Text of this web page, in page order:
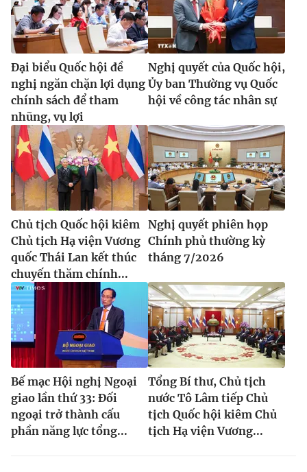
Đại biểu Quốc hội đề
nghị ngăn chặn lợi dụng
chính sách để tham
nhũng, vụ lợi
Nghị quyết của Quốc hội,
Ủy ban Thường vụ Quốc
hội về công tác nhân sự
Chủ tịch Quốc hội kiêm
Chủ tịch Hạ viện Vương
quốc Thái Lan kết thúc
chuyến thăm chính...
Nghị quyết phiên họp
Chính phủ thường kỳ
tháng 7/2026
Bế mạc Hội nghị Ngoại
giao lần thứ 33: Đối
ngoại trở thành cấu
phần năng lực tổng...
Tổng Bí thư, Chủ tịch
nước Tô Lâm tiếp Chủ
tịch Quốc hội kiêm Chủ
tịch Hạ viện Vương...